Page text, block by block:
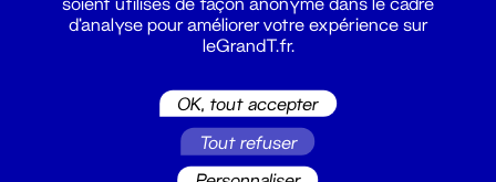
d'analyse pour améliorer votre expérience sur
leGrandT.fr.
OK, tout accepter
Tout refuser